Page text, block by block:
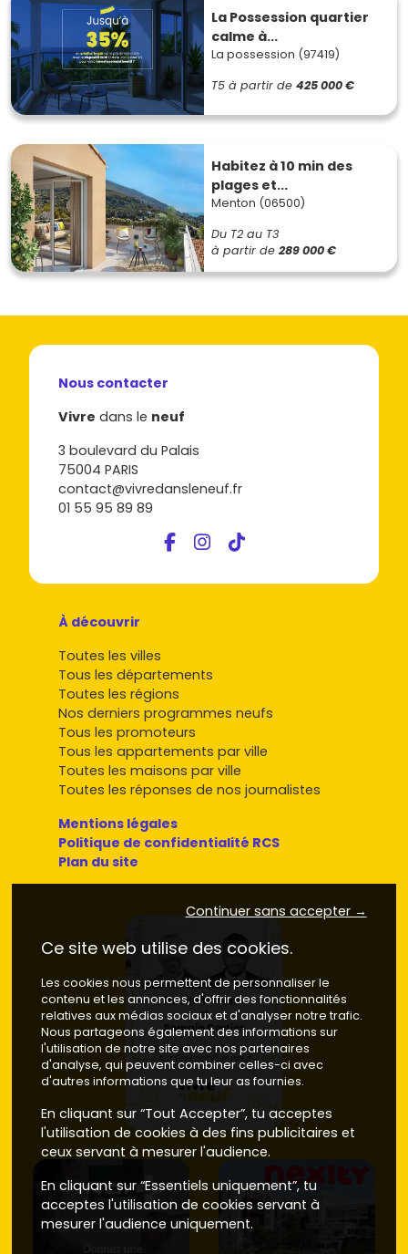
La Possession quartier
calme à...
La possession (97419)
T5 à partir de 425 000 €
Habitez à 10 min des
plages et...
Menton (06500)
Du T2 au T3
à partir de 289 000 €
Nous contacter
Vivre dans le neuf
3 boulevard du Palais
75004 PARIS
contact@vivredansleneuf.fr
01 55 95 89 89
À découvrir
Toutes les villes
Tous les départements
Toutes les régions
Nos derniers programmes neufs
Tous les promoteurs
Tous les appartements par ville
Toutes les maisons par ville
Toutes les réponses de nos journalistes
Mentions légales
Politique de confidentialité RCS
Plan du site
Continuer sans accepter →
Ce site web utilise des cookies.
Les cookies nous permettent de personnaliser le
contenu et les annonces, d'offrir des fonctionnalités
relatives aux médias sociaux et d'analyser notre trafic.
Nous partageons également des informations sur
l'utilisation de notre site avec nos partenaires
d'analyse, qui peuvent combiner celles-ci avec
d'autres informations que tu leur as fournies.
En cliquant sur “Tout Accepter”, tu acceptes
l'utilisation de cookies à des fins publicitaires et
ceux servant à mesurer l'audience.
En cliquant sur “Essentiels uniquement”, tu
acceptes l'utilisation de cookies servant à
mesurer l'audience uniquement.